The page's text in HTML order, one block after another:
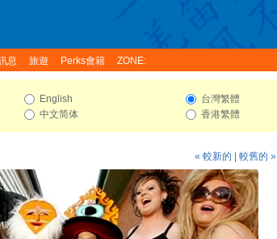
息 旅遊 Perks會籍 ZONE:
English
中文简体
台灣繁體
香港繁體
« 較新的 較舊的 »